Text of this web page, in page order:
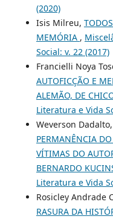
(2020)
Isis Milreu,
MEMÓRIA ,
Social: v. 22 (2017)
Francielli Noya
AUTOFICÇÃO E
ALEMÃO, DE
Literatura e Vida
Weverson
PERMANÊNCIA
VÍTIMAS DO
BERNARDO
Literatura e Vida
Rosicley Andrade
RASURA DA